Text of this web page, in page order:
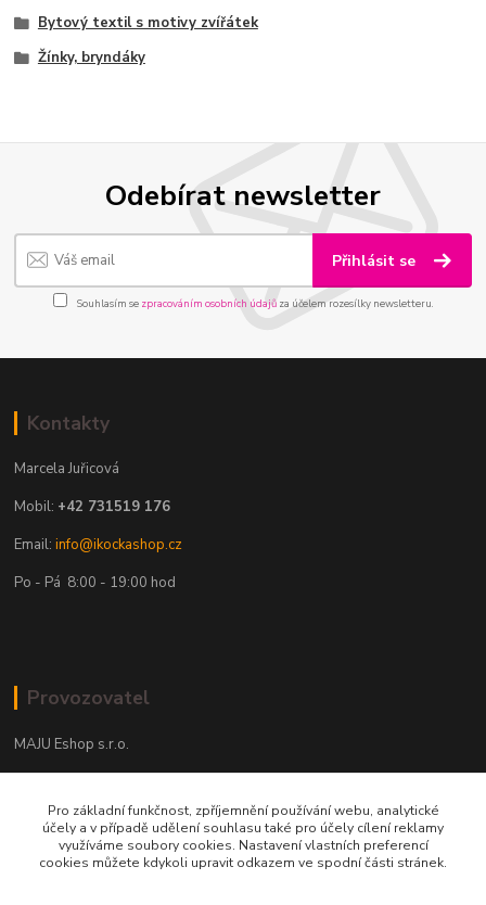
Bytový textil s motivy zvířátek
Žínky, bryndáky
Odebírat newsletter
Přihlásit se
Souhlasím se zpracováním osobních údajůza účelem rozesílky newsletteru.
Kontakty
Marcela Juřicová
Mobil: +42 731519 176
Email:info@ikockashop.cz
Po - Pá 8:00 - 19:00 hod
Provozovatel
MAJU Eshop s.r.o.
702 00 Ostrava
IČ: 09674799
Pro základní funkčnost, zpříjemnění používání webu, analytické
účely a v případě udělení souhlasu také pro účely cílení reklamy
využíváme soubory cookies. Nastavení vlastních preferencí
cookies můžete kdykoli upravit odkazem ve spodní části stránek.